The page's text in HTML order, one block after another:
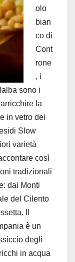
olo
bian
co di
Cont
rone
, i
sono i
la
in vetro dei
Slow
varietà
così
tradizionali
dai Monti
del Cilento
Il
è un
degli
in acqua